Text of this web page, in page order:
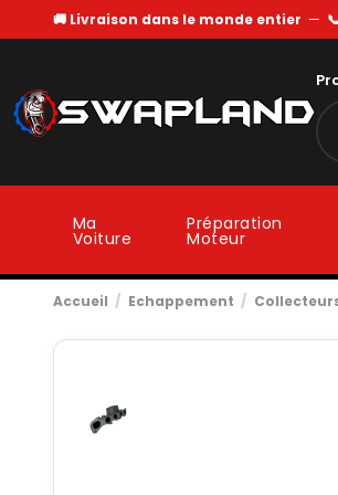
🚚 Livraison dans le monde entier —
Ma
Voiture
Préparation
Moteur
Accueil Echappement